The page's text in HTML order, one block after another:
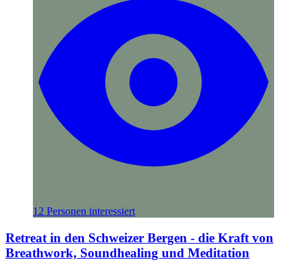
12 Personen interessiert
Retreat in den Schweizer Bergen - die Kraft von
Breathwork, Soundhealing und Meditation